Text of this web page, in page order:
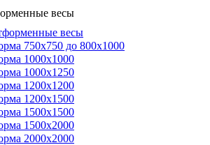
весы
весы
750х750 до 800х1000
1000х1000
1000х1250
1200х1200
1200х1500
1500х1500
1500х2000
2000х2000